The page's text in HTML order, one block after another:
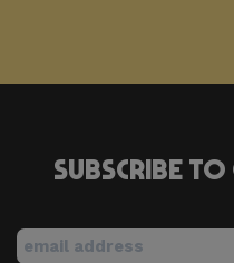
Subscribe